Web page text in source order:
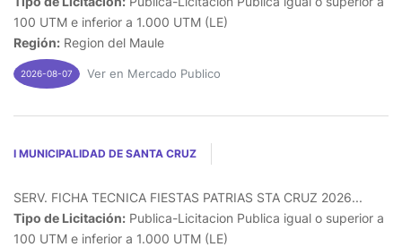
100 UTM e inferior a 1.000 UTM (LE)
Región: Region del Maule
2026-08-07 Ver en Mercado Publico
I MUNICIPALIDAD DE SANTA CRUZ
SERV. FICHA TECNICA FIESTAS PATRIAS STA CRUZ 2026...
Tipo de Licitación: Publica-Licitacion Publica igual o superior a
100 UTM e inferior a 1.000 UTM (LE)